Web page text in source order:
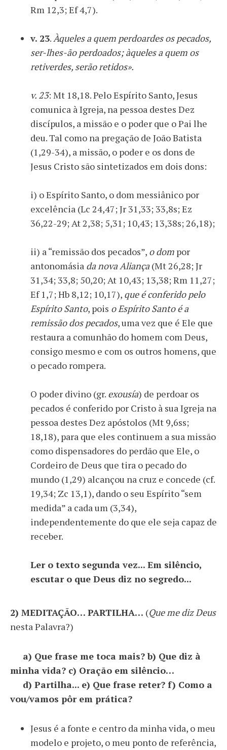
Rm 12,3; Ef 4,7).
v. 23.Àqueles a quem perdoardes os pecados,
ser-lhes-ão perdoados; àqueles a quem os
retiverdes, serão retidos».
v. 23: Mt 18,18. Pelo Espírito Santo, Jesus
comunica à Igreja, na pessoa destes Dez
discípulos, a missão e o poder que o Pai lhe
deu. Tal como na pregação de João Batista
(1,29-34), a missão, o poder e os dons de
Jesus Cristo são sintetizados em dois dons:
i) o Espírito Santo, o dom messiânico por
excelência (Lc 24,47; Jr 31,33; 33,8s; Ez
36,22-29; At 2,38; 5,31; 10,43; 13,38s; 26,18);
ii) a “remissão dos pecados”, o dom por
antonomásia da nova Aliança(Mt 26,28; Jr
31,34; 33,8; 50,20; At 10,43; 13,38; Rm 11,27;
Ef 1,7; Hb 8,12; 10,17), que é conferido pelo
Espírito Santo, pois o Espírito Santo é a
remissão dos pecados, uma vez que é Ele que
restaura a comunhão do homem com Deus,
consigo mesmo e com os outros homens, que
o pecado rompera.
O poder divino (gr. exousía) de perdoar os
pecados é conferido por Cristo à sua Igreja na
pessoa destes Dez apóstolos (Mt 9,6ss;
18,18), para que eles continuem a sua missão
como dispensadores do perdão que Ele, o
Cordeiro de Deus que tira o pecado do
mundo (1,29) alcançou na cruz e concede (cf.
19,34; Zc 13,1), dando o seu Espírito “sem
medida” a cada um (3,34),
independentemente do que ele seja capaz de
receber.
Ler o texto segunda vez... Em silêncio,
escutar o que Deus diz no segredo...
2) MEDITAÇÃO… PARTILHA… (Que me diz Deus
nesta Palavra?)
a) Que frase me toca mais? b) Que diz à
minha vida? c) Oração em silêncio…
d) Partilha... e) Que frase reter? f) Como a
vou/vamos pôr em prática?
Jesus é a fonte e centro da minha vida, o meu
modelo e projeto, o meu ponto de referência,